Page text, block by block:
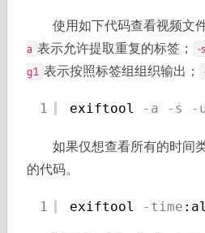
使用如下代码查看视频文
a 表示允许提取重复的标签； -s
g1 表示按照标签组组织输出；
1 exiftool -a -s -
如果仅想查看所有的时间
的代码。
1 exiftool -time